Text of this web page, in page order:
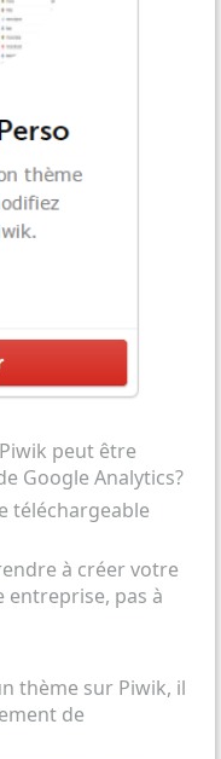
peut être
Google Analytics?
téléchargeable
à créer votre
entreprise, pas à
thème sur Piwik, il
de